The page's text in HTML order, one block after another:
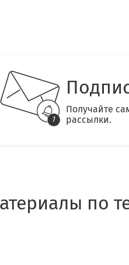
Получайте
рассылки.
по